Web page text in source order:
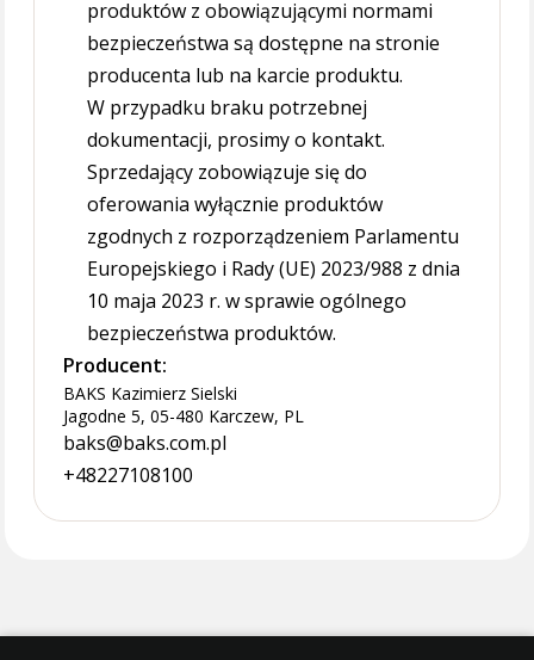
produktów z obowiązującymi normami
bezpieczeństwa są dostępne na stronie
producenta lub na karcie produktu.
W przypadku braku potrzebnej
dokumentacji, prosimy o kontakt.
Sprzedający zobowiązuje się do
oferowania wyłącznie produktów
zgodnych z rozporządzeniem Parlamentu
Europejskiego i Rady (UE) 2023/988 z dnia
10 maja 2023 r. w sprawie ogólnego
bezpieczeństwa produktów.
Producent:
BAKS Kazimierz Sielski
Jagodne 5, 05-480 Karczew, PL
baks@baks.com.pl
+48227108100